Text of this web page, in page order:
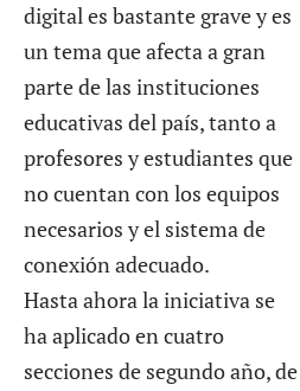
digital es bastante grave y es
un tema que afecta a gran
parte de las instituciones
educativas del país, tanto a
profesores y estudiantes que
no cuentan con los equipos
necesarios y el sistema de
conexión adecuado.
Hasta ahora la iniciativa se
ha aplicado en cuatro
secciones de segundo año, de